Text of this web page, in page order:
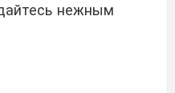
нежным